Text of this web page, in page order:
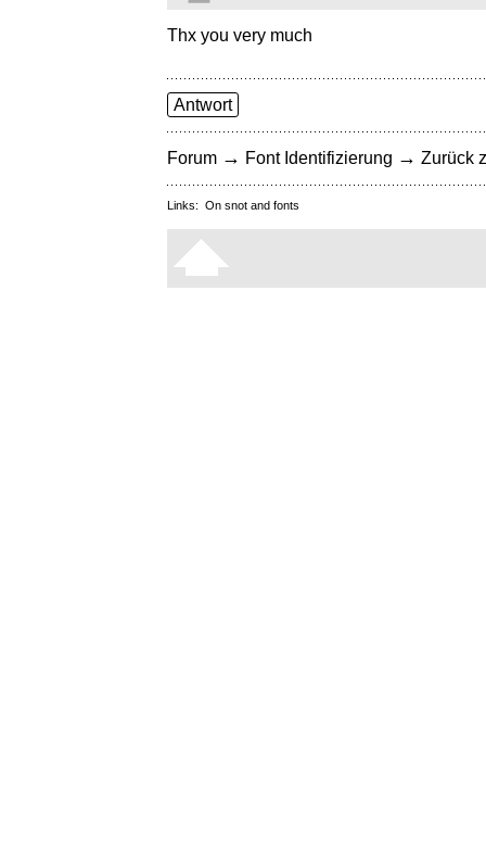
Thx you very much
Antwort
Forum → Font Identifizierung → Zurück
Links: On snot and fonts